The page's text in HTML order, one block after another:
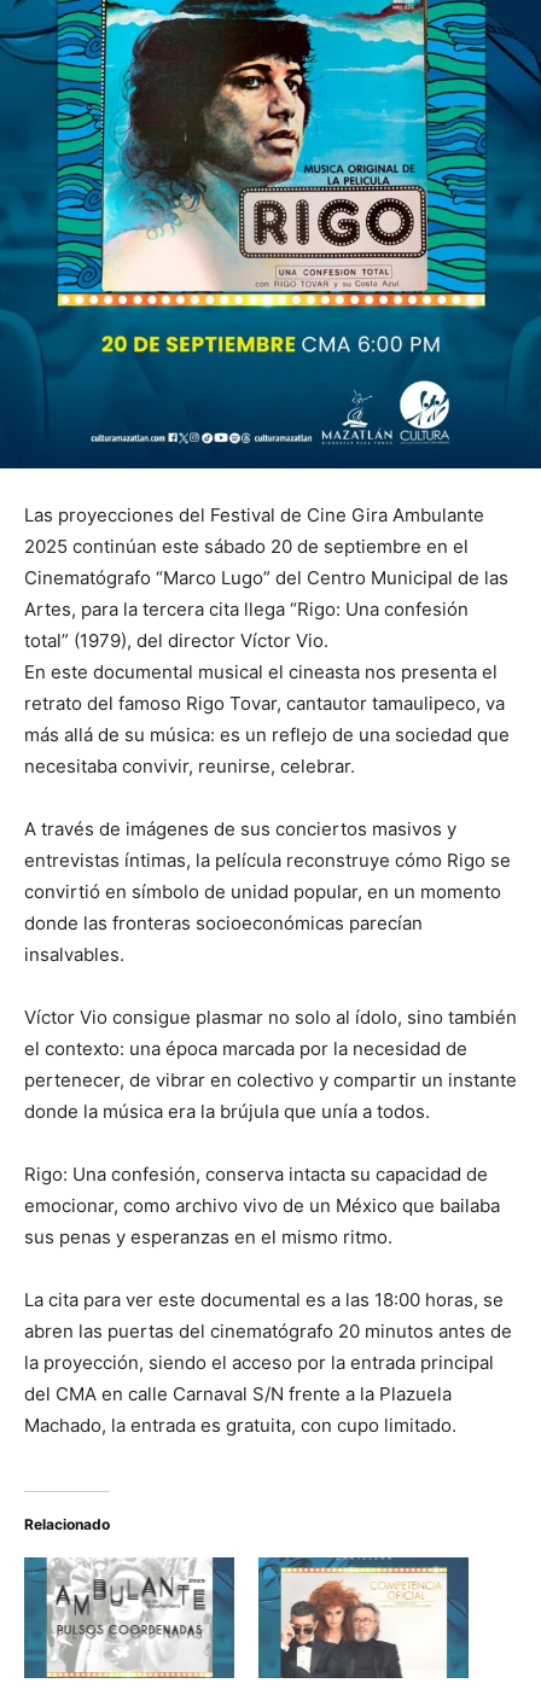
Las proyecciones del Festival de Cine Gira Ambulante
2025 continúan este sábado 20 de septiembre en el
Cinematógrafo “Marco Lugo” del Centro Municipal de las
Artes, para la tercera cita llega “Rigo: Una confesión
total” (1979), del director Víctor Vio.
En este documental musical el cineasta nos presenta el
retrato del famoso Rigo Tovar, cantautor tamaulipeco, va
más allá de su música: es un reflejo de una sociedad que
necesitaba convivir, reunirse, celebrar.
A través de imágenes de sus conciertos masivos y
entrevistas íntimas, la película reconstruye cómo Rigo se
convirtió en símbolo de unidad popular, en un momento
donde las fronteras socioeconómicas parecían
insalvables.
Víctor Vio consigue plasmar no solo al ídolo, sino también
el contexto: una época marcada por la necesidad de
pertenecer, de vibrar en colectivo y compartir un instante
donde la música era la brújula que unía a todos.
Rigo: Una confesión, conserva intacta su capacidad de
emocionar, como archivo vivo de un México que bailaba
sus penas y esperanzas en el mismo ritmo.
La cita para ver este documental es a las 18:00 horas, se
abren las puertas del cinematógrafo 20 minutos antes de
la proyección, siendo el acceso por la entrada principal
del CMA en calle Carnaval S/N frente a la Plazuela
Machado, la entrada es gratuita, con cupo limitado.
Relacionado